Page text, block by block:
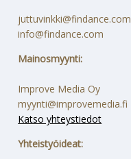
juttuvinkki@findance.com
info@findance.com
Mainosmyynti:
Improve Media Oy
myynti@improvemedia.fi
Katso yhteystiedot
Yhteistyöideat: